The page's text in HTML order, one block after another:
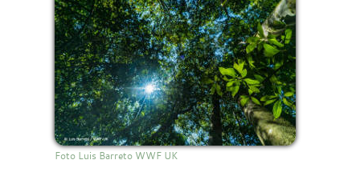
Foto Luis Barreto WWF UK